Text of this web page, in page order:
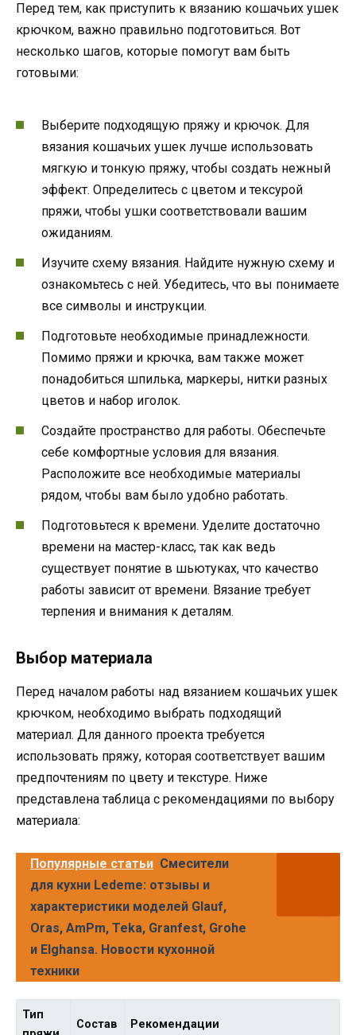
Перед тем, как приступить к вязанию кошачьих ушек
крючком, важно правильно подготовиться. Вот
несколько шагов, которые помогут вам быть
готовыми:
Выберите подходящую пряжу и крючок. Для
вязания кошачьих ушек лучше использовать
мягкую и тонкую пряжу, чтобы создать нежный
эффект. Определитесь с цветом и тексурой
пряжи, чтобы ушки соответствовали вашим
ожиданиям.
Изучите схему вязания. Найдите нужную схему и
ознакомьтесь с ней. Убедитесь, что вы понимаете
все символы и инструкции.
Подготовьте необходимые принадлежности.
Помимо пряжи и крючка, вам также может
понадобиться шпилька, маркеры, нитки разных
цветов и набор иголок.
Создайте пространство для работы. Обеспечьте
себе комфортные условия для вязания.
Расположите все необходимые материалы
рядом, чтобы вам было удобно работать.
Подготовьтеся к времени. Уделите достаточно
времени на мастер-класс, так как ведь
существует понятие в шьютуках, что качество
работы зависит от времени. Вязание требует
терпения и внимания к деталям.
Выбор материала
Перед началом работы над вязанием кошачьих ушек
крючком, необходимо выбрать подходящий
материал. Для данного проекта требуется
использовать пряжу, которая соответствует вашим
предпочтениям по цвету и текстуре. Ниже
представлена таблица с рекомендациями по выбору
материала:
Популярные статьи Смесители
для кухни Ledeme: отзывы и
характеристики моделей Glauf,
Oras, AmPm, Teka, Granfest, Grohe
и Elghansa. Новости кухонной
техники
Тип
Состав Рекомендации